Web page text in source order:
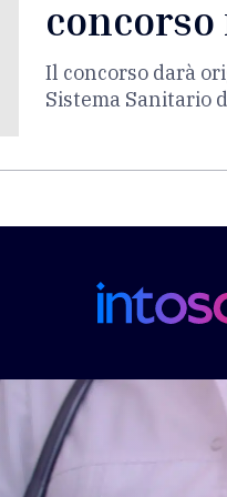
Il concorso darà
Sistema Sanitario